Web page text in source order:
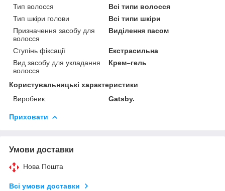
Тип волосся
Всі типи волосся
Тип шкіри голови
Всі типи шкіри
Призначення засобу для
волосся
Виділення пасом
Ступінь фіксації
Екстрасильна
Вид засобу для укладання
волосся
Крем–гель
Користувальницькі характеристики
Виробник:
Gatsby.
Приховати
Умови доставки
Нова Пошта
Всі умови доставки